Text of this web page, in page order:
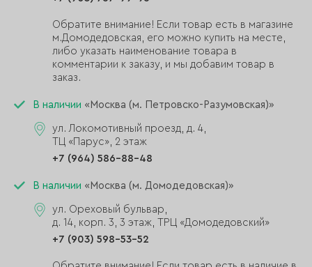
Обратите внимание! Если товар есть в магазине
м.Домодедовская, его можно купить на месте,
либо указать наименование товара в
комментарии к заказу, и мы добавим товар в
заказ.
В наличии «Москва (м. Петровско-Разумовская)»
ул. Локомотивный проезд, д. 4,
ТЦ «Парус», 2 этаж
+7 (964) 586-88-48
В наличии «Москва (м. Домодедовская)»
ул. Ореховый бульвар,
д. 14, корп. 3, 3 этаж, ТРЦ «Домодедовский»
+7 (903) 598-53-52